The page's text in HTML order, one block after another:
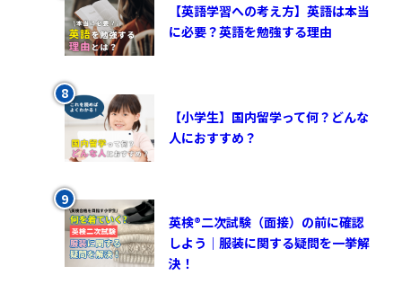
【英語学習への考え方】英語は本当
に必要？英語を勉強する理由
【小学生】国内留学って何？どんな
人におすすめ？
英検®︎二次試験（面接）の前に確認
しよう｜服装に関する疑問を一挙解
決！